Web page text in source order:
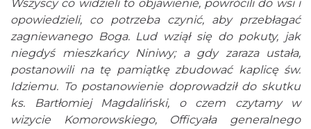
Wszyscy co widzieli to objawienie, powrócili do wsi i
opowiedzieli, co potrzeba czynić, aby przebłagać
zagniewanego Boga. Lud wziął się do pokuty, jak
niegdyś mieszkańcy Niniwy; a gdy zaraza ustała,
postanowili na tę pamiątkę zbudować kaplicę św.
Idziemu. To postanowienie doprowadził do skutku
ks. Bartłomiej Magdaliński, o czem czytamy w
wizycie Komorowskiego, Officyała generalnego